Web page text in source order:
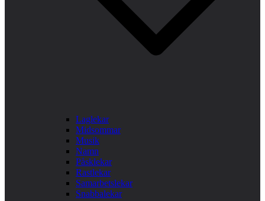
Laglekar
Midsommar
Musik
Namn
Påsklekar
Rastlekar
Samarbetslekar
Snabbalekar